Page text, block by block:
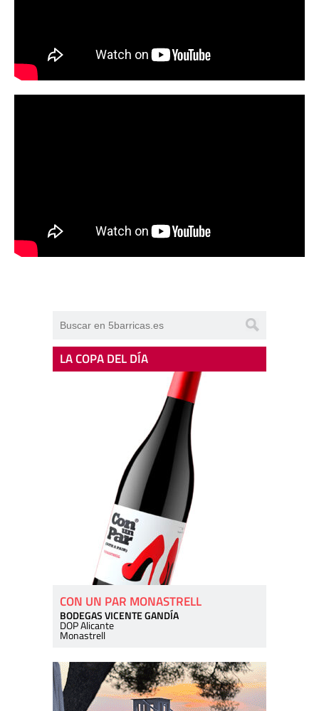
LA COPA DEL DÍA
CON UN PAR MONASTRELL
BODEGAS VICENTE GANDÍA
DOP Alicante
Monastrell